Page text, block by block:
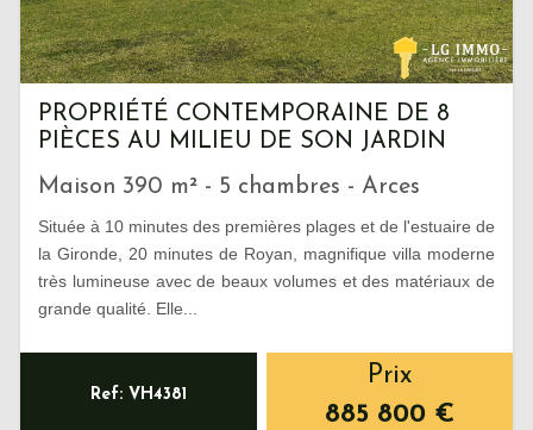
PROPRIÉTÉ CONTEMPORAINE DE 8
PIÈCES AU MILIEU DE SON JARDIN
Maison 390 m² - 5 chambres - Arces
Située à 10 minutes des premières plages et de l'estuaire de
la Gironde, 20 minutes de Royan, magnifique villa moderne
très lumineuse avec de beaux volumes et des matériaux de
grande qualité. Elle...
Ref: VH4381
Prix
885 800 €